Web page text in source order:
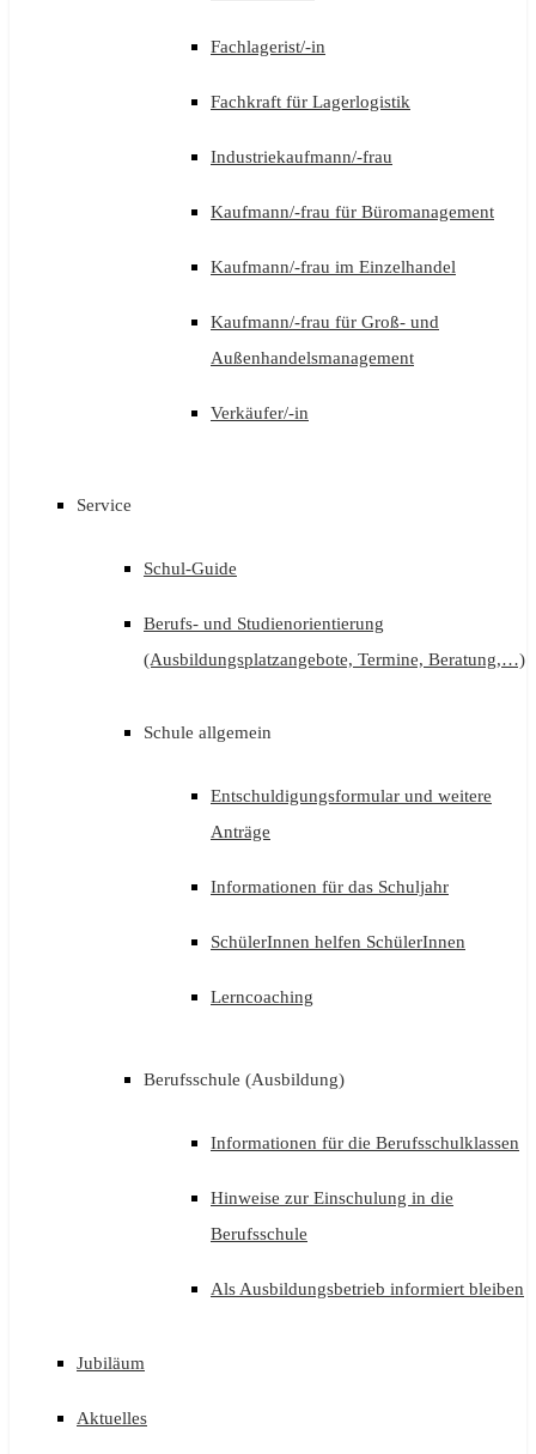
Fachlagerist/-in
Fachkraft für Lagerlogistik
Industriekaufmann/-frau
Kaufmann/-frau für Büromanagement
Kaufmann/-frau im Einzelhandel
Kaufmann/-frau für Groß- und
Außenhandelsmanagement
Verkäufer/-in
Service
Schul-Guide
Berufs- und Studienorientierung
(Ausbildungsplatzangebote, Termine, Beratung,…)
Schule allgemein
Entschuldigungsformular und weitere
Anträge
Informationen für das Schuljahr
SchülerInnen helfen SchülerInnen
Lerncoaching
Berufsschule (Ausbildung)
Informationen für die Berufsschulklassen
Hinweise zur Einschulung in die
Berufsschule
Als Ausbildungsbetrieb informiert bleiben
Jubiläum
Aktuelles